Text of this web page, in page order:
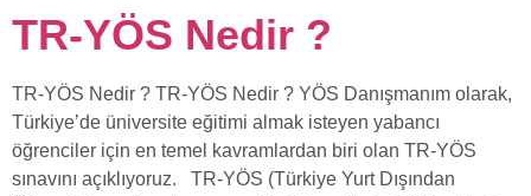
TR-YÖS Nedir ?
TR-YÖS Nedir ? TR-YÖS Nedir ? YÖS Danışmanım olarak,
Türkiye’de üniversite eğitimi almak isteyen yabancı
öğrenciler için en temel kavramlardan biri olan TR-YÖS
sınavını açıklıyoruz. TR-YÖS (Türkiye Yurt Dışından